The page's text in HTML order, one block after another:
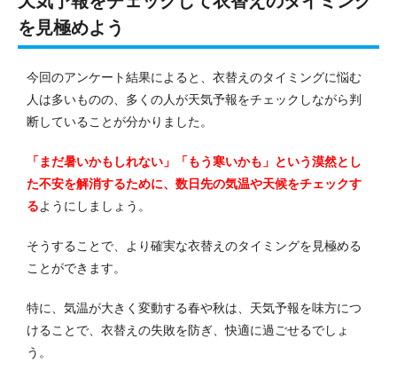
を見極めよう
今回のアンケート結果によると、衣替えのタイミングに悩む
人は多いものの、多くの人が天気予報をチェックしながら判
断していることが分かりました。
「まだ暑いかもしれない」「もう寒いかも」という漠然とし
た不安を解消するために、数日先の気温や天候をチェックす
るようにしましょう。
そうすることで、より確実な衣替えのタイミングを見極める
ことができます。
特に、気温が大きく変動する春や秋は、天気予報を味方につ
けることで、衣替えの失敗を防ぎ、快適に過ごせるでしょ
う。